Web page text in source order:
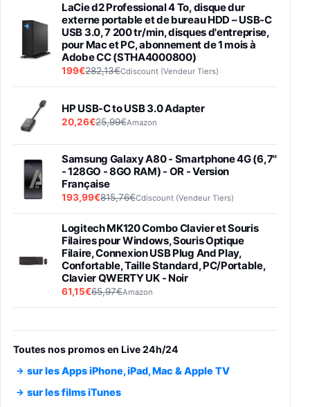
LaCie d2 Professional 4 To, disque dur
externe portable et de bureau HDD – USB-C
USB 3.0, 7 200 tr/min, disques d'entreprise,
pour Mac et PC, abonnement de 1 mois à
Adobe CC (STHA4000800)
199€282,13€Cdiscount (Vendeur Tiers)
HP USB-C to USB 3.0 Adapter
20,26€25,99€Amazon
Samsung Galaxy A80 - Smartphone 4G (6,7''
- 128GO - 8GO RAM) - OR - Version
Française
193,99€815,76€Cdiscount (Vendeur Tiers)
Logitech MK120 Combo Clavier et Souris
Filaires pour Windows, Souris Optique
Filaire, Connexion USB Plug And Play,
Confortable, Taille Standard, PC/Portable,
Clavier QWERTY UK - Noir
61,15€65,97€Amazon
entraénement direct 3 vitesses (33-45-78
trs/min) avec pre-ampli intégré et port USB
Smartphone SAMSUNG Galaxy S26 Ultra
Toutes nos promos en Live 24h/24
sur les Apps iPhone, iPad, Mac & Apple TV
sur les films iTunes